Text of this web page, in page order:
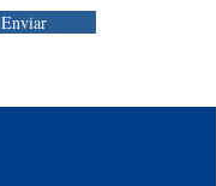
Enviar